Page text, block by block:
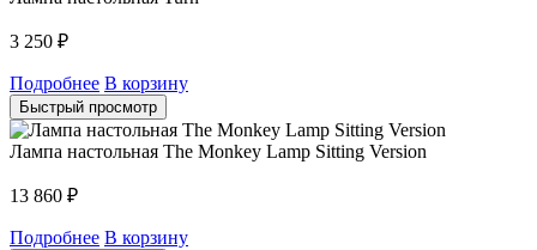
3 250 ₽
Подробнее В корзину
Быстрый просмотр
Лампа настольная The Monkey Lamp Sitting Version
13 860 ₽
Подробнее В корзину